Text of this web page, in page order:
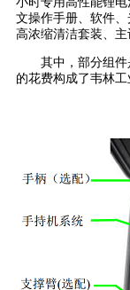
文操作手册、软件、
高浓缩清洁套装、主
其中，部分组
的花费构成了韦林工